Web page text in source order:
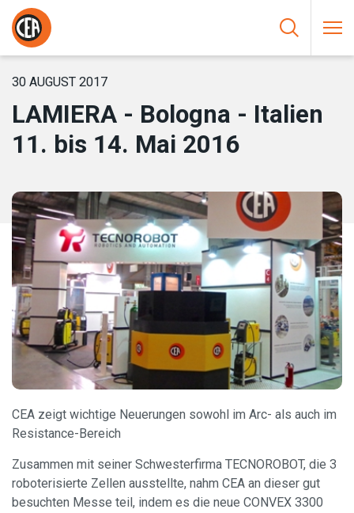
Zum Inhalt springen
HOME/
MAI 2016
30 AUGUST 2017
LAMIERA - Bologna - Italien
11. bis 14. Mai 2016
CEA zeigt wichtige Neuerungen sowohl im Arc- als auch im
Resistance-Bereich
Zusammen mit seiner Schwesterfirma TECNOROBOT, die 3
roboterisierte Zellen ausstellte, nahm CEA an dieser gut
besuchten Messe teil, indem es die neue CONVEX 3300